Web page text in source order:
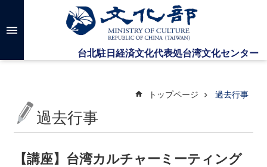
メインのコンテンツブロックにジャンプします
高
検
台
トップページ 過去行事
過去行事
【講座】台湾カルチャーミーティング